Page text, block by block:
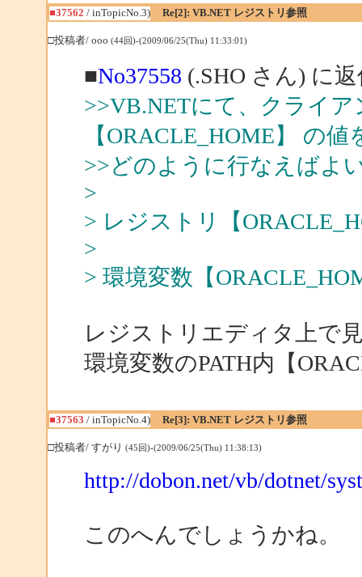
■37562 / inTopicNo.3) Re[2]: VB.NET レジストリ参照
□投稿者/ ooo (44回)-(2009/06/25(Thu) 11:33:01)
■No37558 (.SHO さん) に
>>VB.NETにて、クライ
【ORACLE_HOME】 の
>>どのように行なえばよ
>
> レジストリ【
>
> 環境変数【
レジストリエディタ上で
環境変数のPATH内【
■37563 / inTopicNo.4) Re[3]: VB.NET レジストリ参照
□投稿者/ すがり (45回)-(2009/06/25(Thu) 11:38:13)
http://dobon.net/vb/dotnet/
このへんでしょうかね。